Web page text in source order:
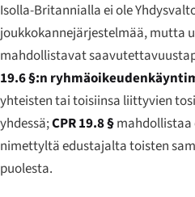
Isolla-Britannialla ei ole
joukkokannejärjestelmää, mutta
mahdollistavat
19.6 §:n
yhteisten tai toisiinsa liittyvien
yhdessä;CPR 19.8 §mahdollistaa
nimettyltä edustajalta toisten
puolesta.